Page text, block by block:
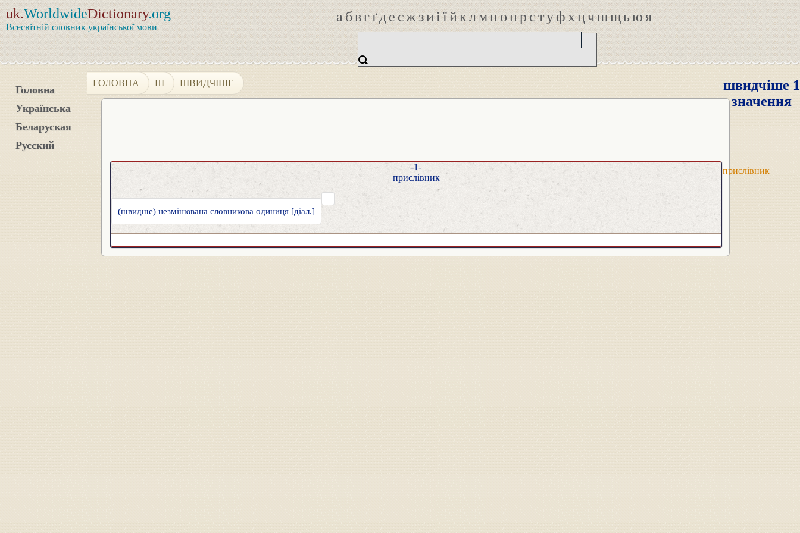
uk.WorldwideDictionary.org
Всесвітній словник української мови
абвгґдеєжзиіїйклмнопрстуфхцчшщьюя
Головна
Українська
Беларуская
Русский
ГОЛОВНА Ш ШВИДЧІШЕ
швидчіше 1
значення
прислівник
-1-
прислівник
(швидше) незмінювана словникова одиниця [діал.]